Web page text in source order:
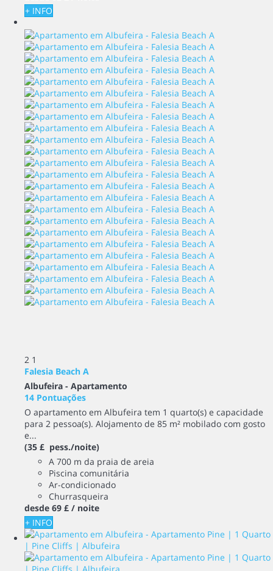
+ INFO
2 1
Falesia Beach A
Albufeira - Apartamento
14 Pontuações
O apartamento em Albufeira tem 1 quarto(s) e capacidade
para 2 pessoa(s). Alojamento de 85 m² mobilado com gosto
e...
(35 £ pess./noite)
A 700 m da praia de areia
Piscina comunitária
Ar-condicionado
Churrasqueira
desde 69 £ / noite
+ INFO